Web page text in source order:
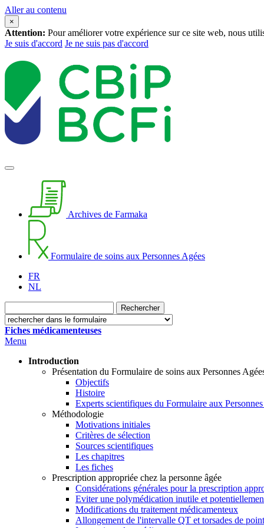
Aller au contenu
×
Attention: Pour améliorer votre expérience sur ce site web, nous
Je suis d'accord Je ne suis pas d'accord
Archives de Farmaka
Formulaire de soins aux Personnes Agées
FR
NL
Fiches médicamenteuses
Menu
Introduction
Présentation du Formulaire de soins aux Personnes
Objectifs
Histoire
Experts scientifiques du Formulaire aux
Méthodologie
Motivations initiales
Critères de sélection
Sources scientifiques
Les chapitres
Les fiches
Prescription appropriée chez la personne âgée
Considérations générales pour la prescription
Eviter une polymédication inutile et
Modifications du traitement médicamenteux
Allongement de l'intervalle QT et torsades de